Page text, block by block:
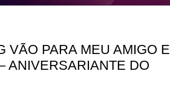
VÃO PARA MEU AMIGO E
ANIVERSARIANTE DO